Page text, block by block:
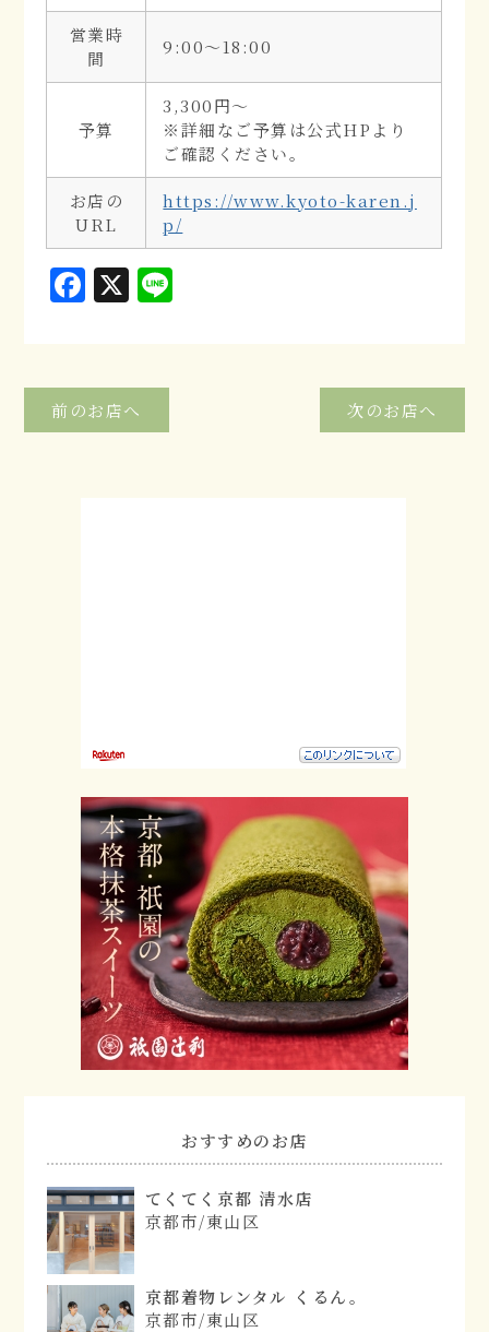
営業時
間
9:00〜18:00
予算
3,300円～
※詳細なご予算は公式HPより
ご確認ください。
お店の
URL
https://www.kyoto-karen.j
p/
Facebook
X
前のお店へ 次のお店へ
おすすめのお店
てくてく京都 清水店
京都市/東山区
京都着物レンタル くるん。
京都市/東山区